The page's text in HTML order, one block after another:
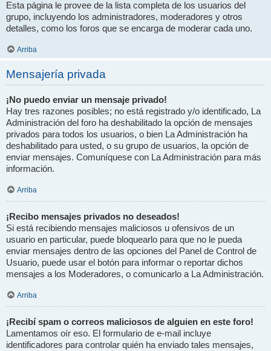
Esta página le provee de la lista completa de los usuarios del
grupo, incluyendo los administradores, moderadores y otros
detalles, como los foros que se encarga de moderar cada uno.
Arriba
Mensajería privada
¡No puedo enviar un mensaje privado!
Hay tres razones posibles; no está registrado y/o identificado, La
Administración del foro ha deshabilitado la opción de mensajes
privados para todos los usuarios, o bien La Administración ha
deshabilitado para usted, o su grupo de usuarios, la opción de
enviar mensajes. Comuníquese con La Administración para más
información.
Arriba
¡Recibo mensajes privados no deseados!
Si está recibiendo mensajes maliciosos u ofensivos de un
usuario en particular, puede bloquearlo para que no le pueda
enviar mensajes dentro de las opciones del Panel de Control de
Usuario, puede usar el botón para informar o reportar dichos
mensajes a los Moderadores, o comunicarlo a La Administración.
Arriba
¡Recibí spam o correos maliciosos de alguien en este foro!
Lamentamos oír eso. El formulario de e-mail incluye
identificadores para controlar quién ha enviado tales mensajes,